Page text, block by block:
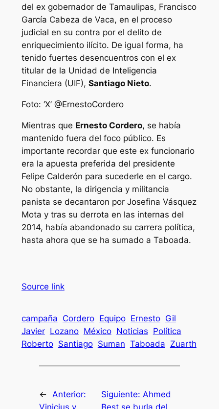
del ex gobernador de Tamaulipas, Francisco
García Cabeza de Vaca, en el proceso
judicial en su contra por el delito de
enriquecimiento ilícito. De igual forma, ha
tenido fuertes desencuentros con el ex
titular de la Unidad de Inteligencia
Financiera (UIF), Santiago Nieto.
Foto: ‘X’ @ErnestoCordero
Mientras que Ernesto Cordero, se había
mantenido fuera del foco público. Es
importante recordar que este ex funcionario
era la apuesta preferida del presidente
Felipe Calderón para sucederle en el cargo.
No obstante, la dirigencia y militancia
panista se decantaron por Josefina Vásquez
Mota y tras su derrota en las internas del
2014, había abandonado su carrera política,
hasta ahora que se ha sumado a Taboada.
Source link
campaña Cordero Equipo Ernesto Gil
Javier Lozano México Noticias Política
Roberto Santiago Suman Taboada Zuarth
← Anterior:
Siguiente:Ahmed